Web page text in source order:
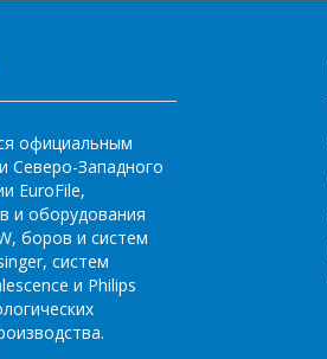
официальным
Северо-Западного
EuroFile,
и оборудования
боров и систем
систем
и Philips